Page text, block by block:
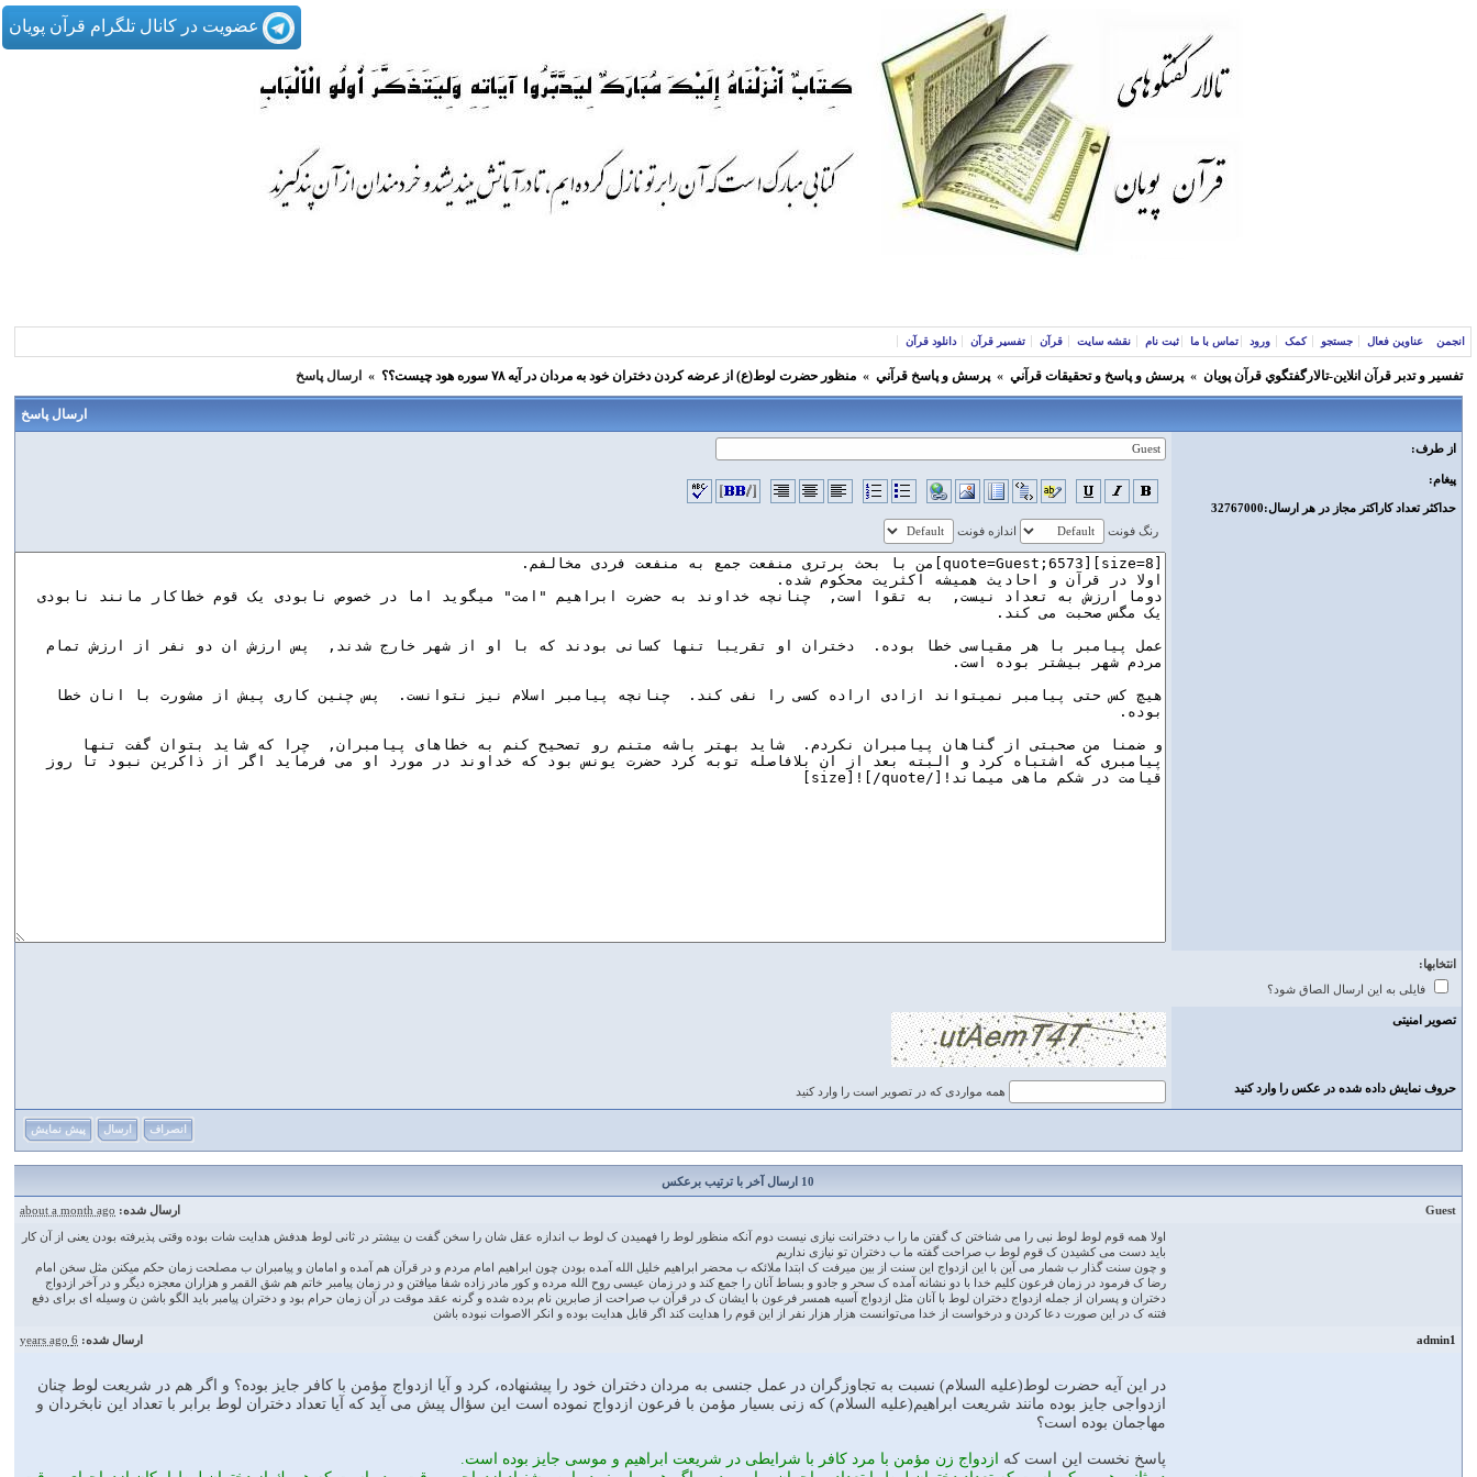
عضویت در کانال تلگرام قرآن پویان
انجمن عناوین فعال جستجو کمک ورود تماس با ما ثبت نام نقشه سایت قرآن تفسیر قرآن دانلود قرآن
تفسير و‌ تدبر قرآن انلاين-تالارگفتگوي قرآن پویان » پرسش و پاسخ و تحقيقات قرآني » پرسش و پاسخ قرآني » منظور حضرت لوط(ع) از عرضه کردن دختران خود به مردان در آیه ۷۸ سوره هود چیست؟؟ » ارسال پاسخ
ارسال پاسخ
از طرف:
پیغام:
حداكثر تعداد كاراكتر مجاز در هر ارسال‌:32767000
رنگ فونت
اندازه فونت
انتخابها:
فایلی به این ارسال الصاق شود؟
تصویر امنیتی
حروف نمایش داده شده در عکس را وارد کنید همه مواردی که در تصویر است را وارد کنید
پیش نمایش ارسال انصراف
10 ارسال آخر با ترتیب برعکس
Guest ارسال شده: about a month ago
اولا همه قوم‌ لوط لوط نبی را می شناختن ک گفتن ما را ب دخترانت نیازی نیست دوم آنکه منظور لوط را فهمیدن ک لوط ب اندازه عقل شان را سخن گفت ن بیشتر در ثانی لوط هدفش هدایت شات بوده وقتی پذیرفته بودن یعنی از آن کار
باید دست می کشیدن ک قوم لوط ب صراحت گفته ما ب دختران تو نیازی نداریم
و چون سنت گذار ب شمار می آین با این ازدواج این سنت از بین میرفت ک ابتدا ملائکه ب محضر ابراهیم خلیل الله آمده بودن چون ابراهیم امام مردم و در قرآن هم آمده و امامان و پیامبران ب مصلحت زمان حکم میکنن مثل سخن امام
رضا ک فرمود در زمان فرعون کلیم خدا با دو نشانه آمده ک سحر و جادو و بساط آنان را جمع کند و در زمان عیسی روح الله مرده و کور مادر زاده شفا میافتن و در زمان پیامبر خاتم هم شق القمر و هزاران معجزه دیگر و در آخر ازدواج
دختران و پسران از جمله ازدواج دختران لوط با آنان مثل ازدواج آسیه همسر فرعون با ایشان ک در قرآن ب صراحت از صابرین نام برده شده و گرنه عقد موقت در آن زمان حرام بود و دختران پیامبر باید الگو باشن ن وسیله ای برای دفع
فتنه ک در این صورت دعا کردن و درخواست از خدا می‌توانست هزار هزار نفر از این قوم را هدایت کند اگر قابل هدایت بوده و انکر الاصوات نبوده باشن
admin1
ارسال شده: 6 years ago
در اين آيه حضرت لوط(عليه السلام) نسبت به تجاوزگران در عمل جنسى به مردان دختران خود را پيشنهاده، كرد و آيا ازدواج مؤمن با كافر جايز بوده؟ و اگر هم در شريعت لوط چنان
ازدواجى جايز بوده مانند شريعت ابراهيم(عليه السلام) كه زنى بسيار مؤمن با فرعون ازدواج نموده است اين سؤال پيش مى آيد كه آيا تعداد دختران لوط برابر با تعداد اين نابخردان و
مهاجمان بوده است؟
پاسخ نخست اين است كه
ازدواج زن مؤمن با مرد كافر با شرايطى در شريعت ابراهيم و موسى جايز بوده است.